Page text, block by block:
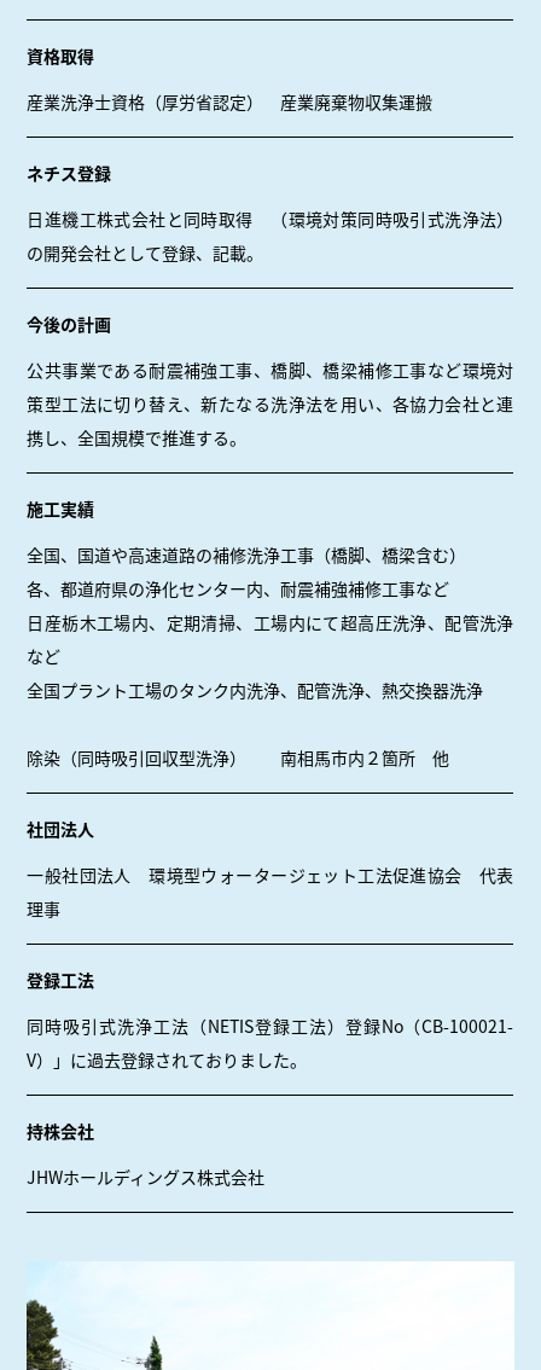
資格取得
産業洗浄士資格（厚労省認定） 産業廃棄物収集運搬
ネチス登録
日進機工株式会社と同時取得 （環境対策同時吸引式洗浄法）
の開発会社として登録、記載。
今後の計画
公共事業である耐震補強工事、橋脚、橋梁補修工事など環境対
策型工法に切り替え、新たなる洗浄法を用い、各協力会社と連
携し、全国規模で推進する。
施工実績
全国、国道や高速道路の補修洗浄工事（橋脚、橋梁含む）
各、都道府県の浄化センター内、耐震補強補修工事など
日産栃木工場内、定期清掃、工場内にて超高圧洗浄、配管洗浄
など
全国プラント工場のタンク内洗浄、配管洗浄、熱交換器洗浄
除染（同時吸引回収型洗浄） 南相馬市内２箇所 他
社団法人
一般社団法人 環境型ウォータージェット工法促進協会 代表
理事
登録工法
同時吸引式洗浄工法（NETIS登録工法）登録No（CB-100021-
V）」に過去登録されておりました。
持株会社
JHWホールディングス株式会社